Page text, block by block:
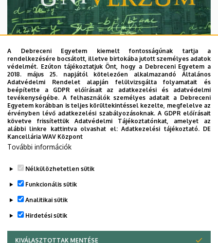
2026. augusztus 7.
Univerzum: A Debreceni Egyetem
titkos receptjei
KUTATÁS TUDOMÁNY
A Debreceni Egyetem kiemelt fontosságúnak tartja a
rendelkezésére bocsátott, illetve birtokába jutott személyes adatok
védelmét. Ezúton tájékoztatjuk Önt, hogy a Debreceni Egyetem a
2018. május 25. napjától kötelezően alkalmazandó Általános
Adatvédelmi Rendelet alapján felülvizsgálta folyamatait és
beépítette a GDPR előírásait az adatkezelési és adatvédelmi
tevékenységébe. A felhasználók személyes adatait a Debreceni
Egyetem korábban is teljes körültekintéssel kezelte, megfelelve az
érvényben lévő adatkezelési szabályozásoknak. A GDPR előírásait
követve frissítettük Adatvédelmi Tájékoztatónkat, amelyet az
alábbi linkre kattintva olvashat el:Adatkezelési tájékoztató. DE
Kancellária WAV Központ
További információk
Nélkülözhetetlen sütik
Funkcionális sütik
Analitikai sütik
Hirdetési sütik
KIVÁLASZTOTTAK MENTÉSE
WITHDRAW CONSENT